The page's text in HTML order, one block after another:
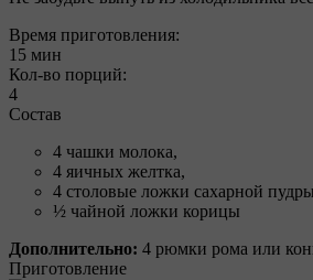
Время приготовления:
15 мин
Кол-во порций:
4
Состав
4 чашки молока,
4 яичных желтка,
4 столовые ложки сахарной
½ чайной ложки корицы
Дополнительно: 4 рюмки рома или
Приготовление